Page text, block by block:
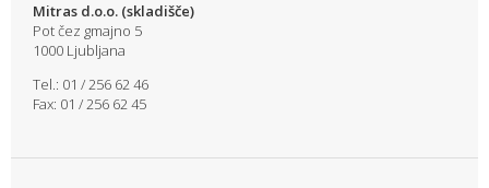
Mitras d.o.o. (skladišče)
Pot čez gmajno 5
1000 Ljubljana
Tel.: 01 / 256 62 46
Fax: 01 / 256 62 45